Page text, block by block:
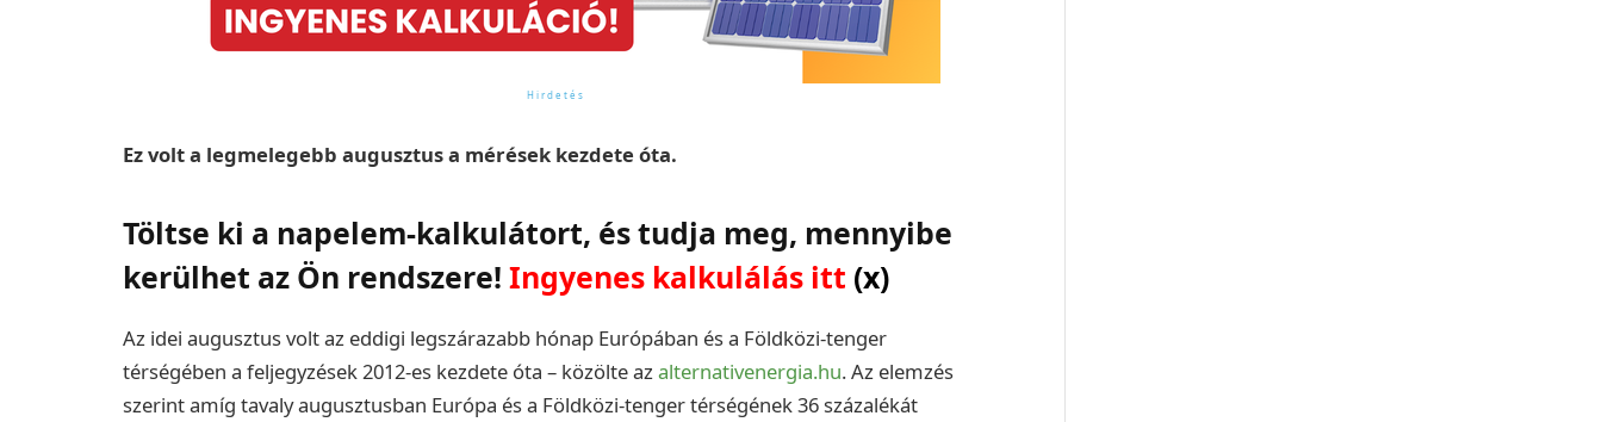
Ez volt a legmelegebb augusztus a mérések kezdete óta.
Töltse ki a napelem-kalkulátort, és tudja meg, mennyibe
kerülhet az Ön rendszere! Ingyenes kalkulálás itt (x)
Az idei augusztus volt az eddigi legszárazabb hónap Európában és a Földközi-tenger
térségében a feljegyzések 2012-es kezdete óta – közölte azalternativenergia.hu. Az elemzés
szerint amíg tavaly augusztusban Európa és a Földközi-tenger térségének 36 százalékát